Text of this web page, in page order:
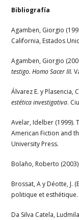
Bibliografía
Agamben, Giorgio
California, Estados
Agamben, Giorgio
testigo. Homo Sacer III.
Álvarez E. y Plasencia,
estética investigativa.
Avelar, Idelber (1999).
American Fiction and
University Press.
Bolaño, Roberto
Brossat, A y Déotte, J.
politique et esthétique.
Da Silva Catela,